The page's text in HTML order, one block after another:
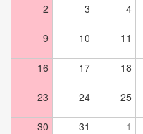
2 3 4
9 10 11
16 17 18
23 24 25
30 31 1